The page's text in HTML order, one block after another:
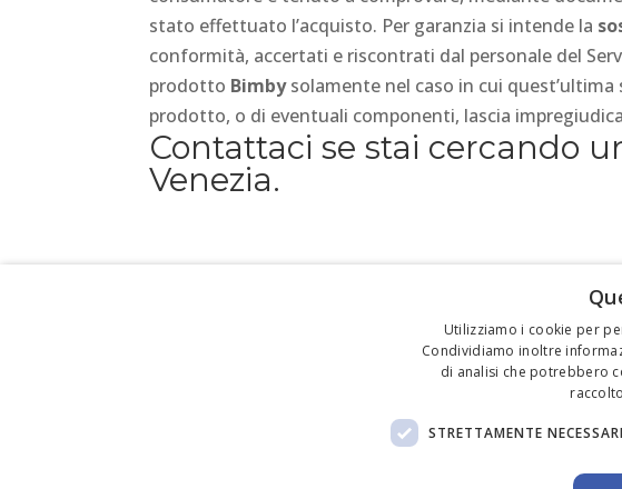
stato effettuato l’acquisto. Per garanzia si intende la
conformità, accertati e riscontrati dal personale del
prodotto Bimby solamente nel caso in cui
prodotto, o di eventuali componenti, lascia
Contattaci se stai cercando
Venezia.
Utilizziamo i cookie per
Condividiamo inoltre
di analisi che potrebbero
STRETTAMENTE NECESSARI